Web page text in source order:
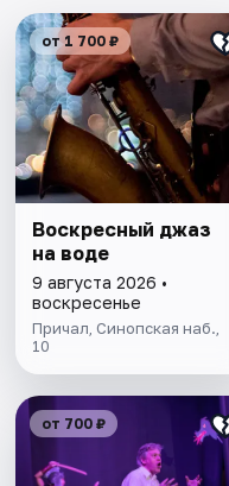
от 1 700 ₽
Воскресный джаз
на воде
9 августа 2026 •
воскресенье
Причал, Синопская наб.,
10
от 700 ₽